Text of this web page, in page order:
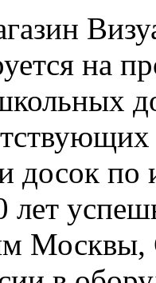
на
досок по
лет
Москвы,